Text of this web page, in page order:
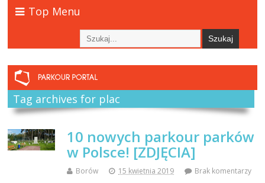
Top Menu
Tag archives for plac
10 nowych parkour parków
w Polsce! [ZDJĘCIA]
Borów 15 kwietnia 2019 Brak komentarzy